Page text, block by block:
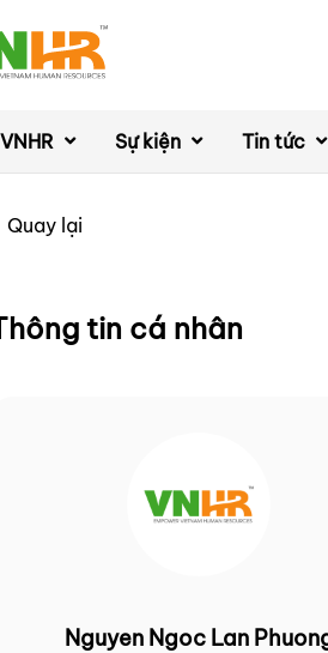
Sự kiện Tin tức
Quay lại
tin cá nhân
Nguyen Ngoc Lan